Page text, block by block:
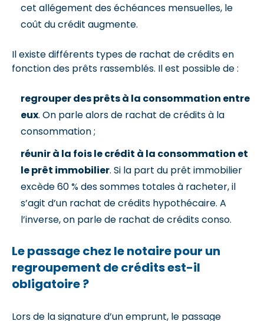
cet allégement des échéances mensuelles, le
coût du crédit augmente.
Il existe différents types de rachat de crédits en
fonction des prêts rassemblés. Il est possible de :
regrouper des prêts à la consommation entre
eux. On parle alors de rachat de crédits à la
consommation ;
réunir à la fois le crédit à la consommation et
le prêt immobilier. Si la part du prêt immobilier
excède 60 % des sommes totales à racheter, il
s’agit d’un rachat de crédits hypothécaire. A
l’inverse, on parle de rachat de crédits conso.
Le passage chez le notaire pour un
regroupement de crédits est-il
obligatoire ?
Lors de la signature d’un emprunt, le passage